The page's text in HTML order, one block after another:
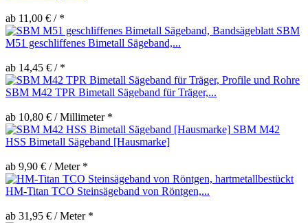
ab 11,00 € / *
SBM
M51 geschliffenes Bimetall Sägeband,...
ab 14,45 € / *
SBM M42 TPR Bimetall Sägeband für Träger,...
ab 10,80 € / Millimeter *
SBM M42
HSS Bimetall Sägeband [Hausmarke]
ab 9,90 € / Meter *
HM-Titan TCO Steinsägeband von Röntgen,...
ab 31,95 € / Meter *